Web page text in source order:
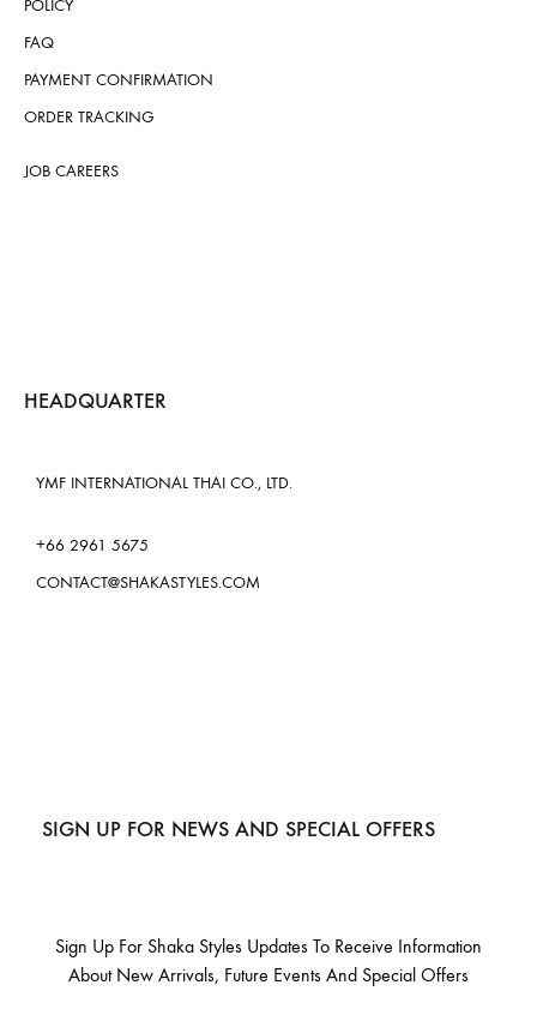
POLICY
FAQ
PAYMENT CONFIRMATION
ORDER TRACKING
JOB CAREERS
HEADQUARTER
YMF INTERNATIONAL THAI CO., LTD.
+66 2961 5675
CONTACT@SHAKASTYLES.COM
SIGN UP FOR NEWS AND SPECIAL OFFERS
Sign Up For Shaka Styles Updates To Receive Information
About New Arrivals, Future Events And Special Offers